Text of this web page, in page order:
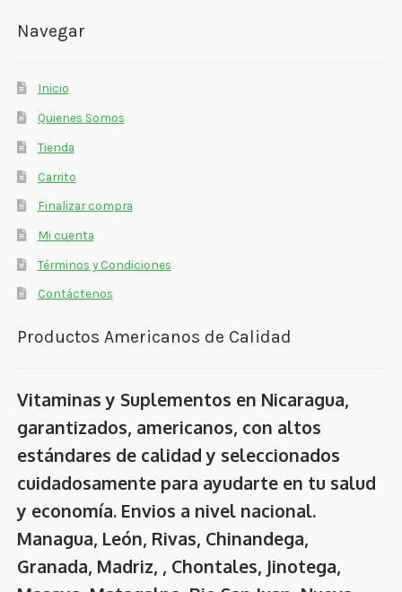
Navegar
Inicio
Quienes Somos
Tienda
Carrito
Finalizar compra
Mi cuenta
Términos y Condiciones
Contáctenos
Productos Americanos de Calidad
Vitaminas y Suplementos en Nicaragua,
garantizados, americanos, con altos
estándares de calidad y seleccionados
cuidadosamente para ayudarte en tu salud
y economía. Envios a nivel nacional.
Managua, León, Rivas, Chinandega,
Granada, Madriz, , Chontales, Jinotega,